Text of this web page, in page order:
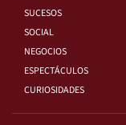
SUCESOS
SOCIAL
NEGOCIOS
ESPECTÁCULOS
CURIOSIDADES